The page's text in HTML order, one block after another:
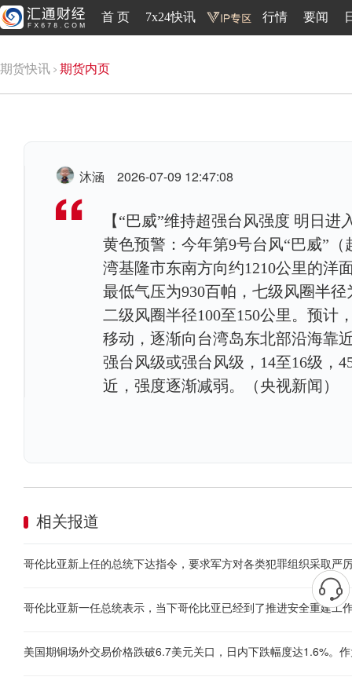
首 页 7x24快讯 行情 要闻
期货快讯 期货内页
沐涵 2026-07-09 12:47:08
【“巴威”维持超强台风强度 明日
黄色预警：今年第9号台风“巴威”
湾基隆市东南方向约1210公里的洋
最低气压为930百帕，七级风圈半
二级风圈半径100至150公里。预计
移动，逐渐向台湾岛东北部沿海靠
强台风级或强台风级，14至16级，
近，强度逐渐减弱。（央视新闻）
相关报道
哥伦比亚新一任总统表示，当下哥伦比亚已经到了推进安全重建工